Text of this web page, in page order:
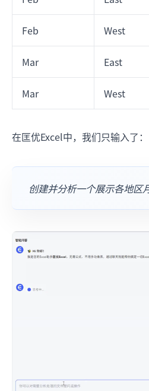
Feb West
Mar East
Mar West
在匡优Excel中，我们只输入了：
创建并分析一个展示各地区